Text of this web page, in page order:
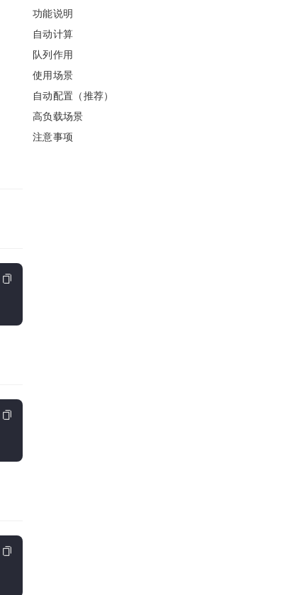
功能说明
自动计算
队列作用
使用场景
自动配置（推荐）
高负载场景
注意事项